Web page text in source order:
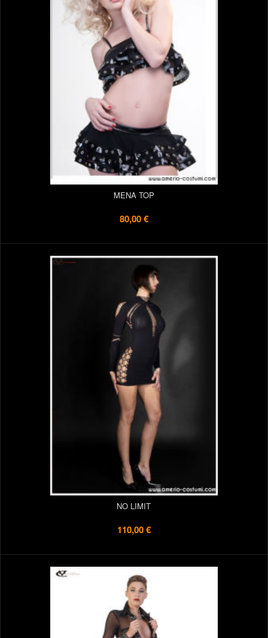
MENA TOP
80,00 €
NO LIMIT
110,00 €